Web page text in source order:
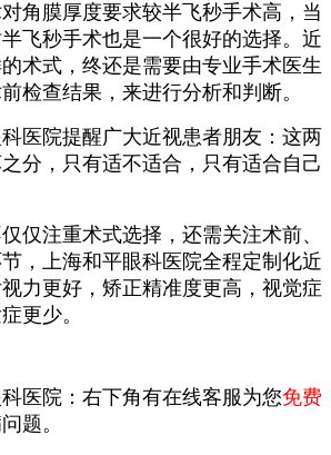
角膜厚度要求较半飞秒手术高，当
飞秒手术也是一个很好的选择。近
术式，终还是需要由专业手术医生
检查结果，来进行分析和判断。
医院提醒广大近视患者朋友：这两
分，只有适不适合，只有适合自己
仅注重术式选择，还需关注术前、
，上海和平眼科医院全程定制化近
力更好，矫正精准度更高，视觉症
更少。
医院：右下角有在线客服为您免费
题。